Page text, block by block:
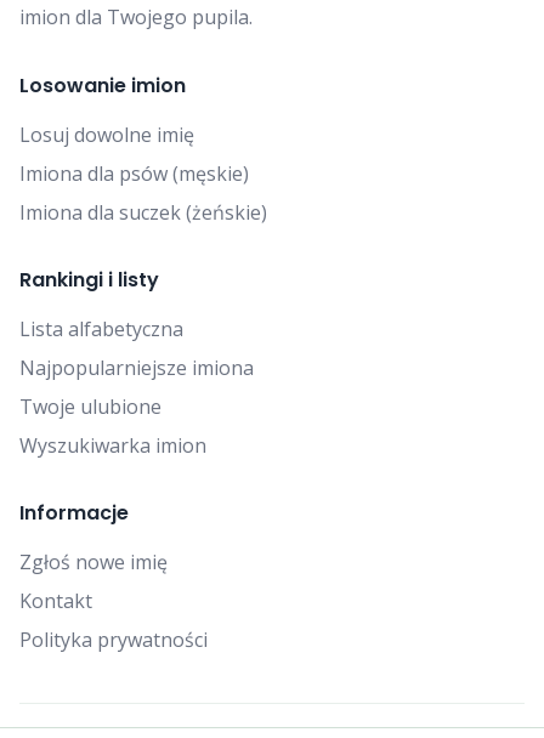
imion dla Twojego pupila.
Losowanie imion
Losuj dowolne imię
Imiona dla psów (męskie)
Imiona dla suczek (żeńskie)
Rankingi i listy
Lista alfabetyczna
Najpopularniejsze imiona
Twoje ulubione
Wyszukiwarka imion
Informacje
Zgłoś nowe imię
Kontakt
Polityka prywatności